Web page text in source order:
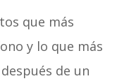
que más
y lo que más
de un